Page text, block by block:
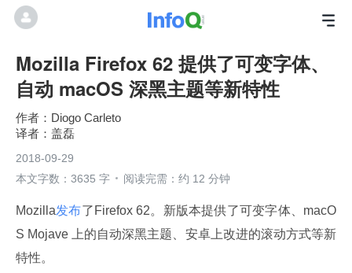
Mozilla Firefox 62 提供了可变字体、
自动 macOS 深黑主题等新特性
Diogo Carleto
盖磊
2018-09-29
本文字数：3635 字
阅读完需：约 12 分钟
Mozilla发布了Firefox 62。新版本提供了可变字体、macO
S Mojave 上的自动深黑主题、安卓上改进的滚动方式等新
特性。